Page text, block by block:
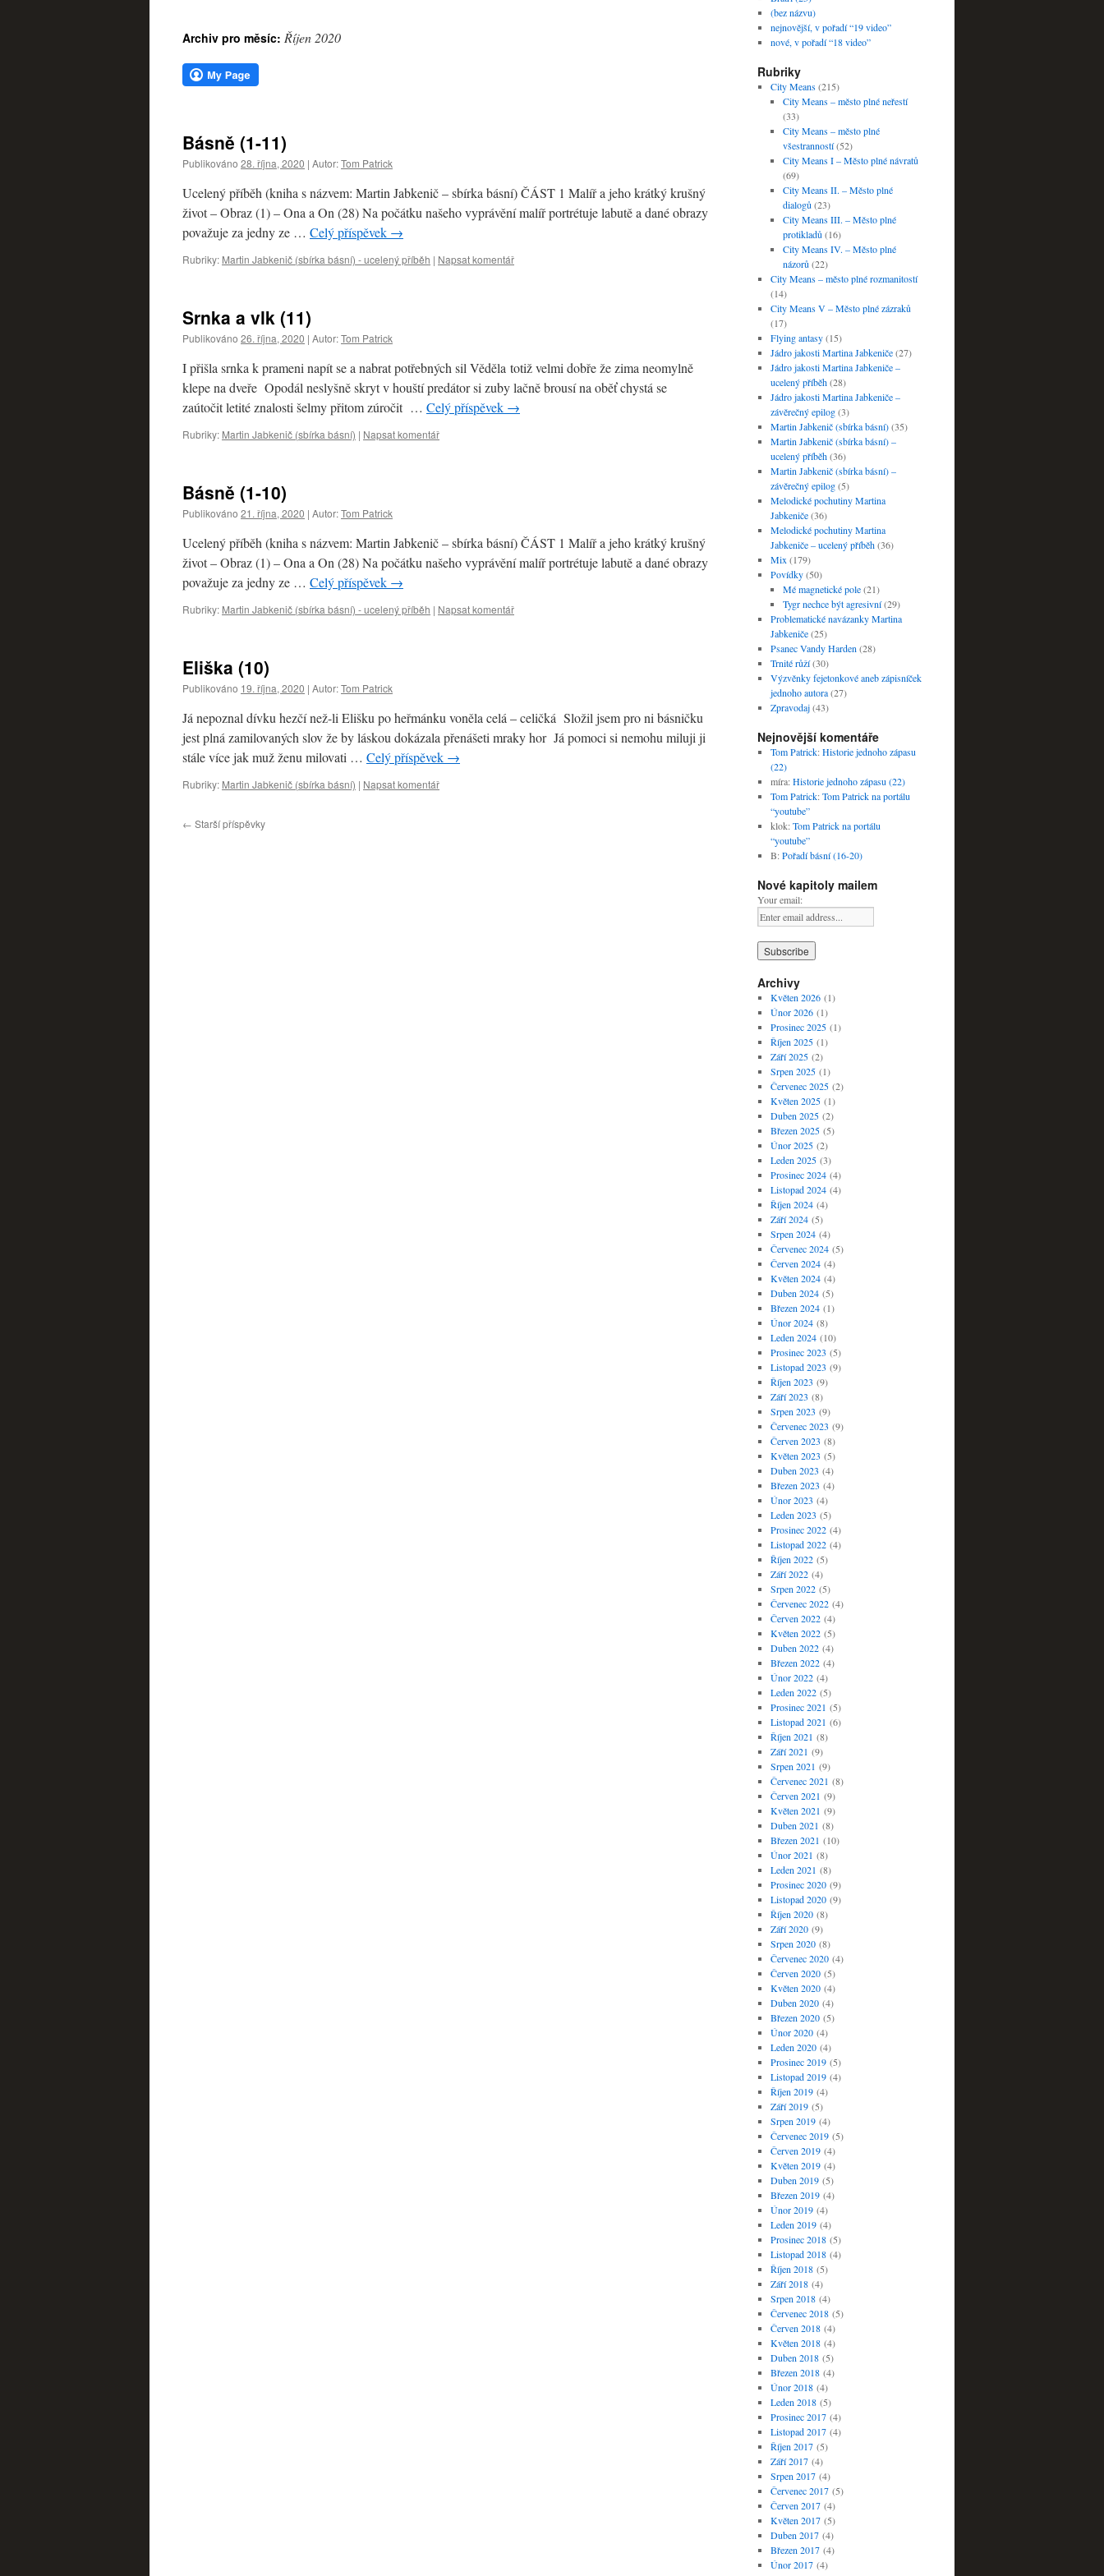
Archiv pro měsíc: Říjen 2020
Básně (1-11)
Publikováno 28. října, 2020 | Autor:Tom Patrick
Ucelený příběh (kniha s názvem: Martin Jabkenič – sbírka básní) ČÁST 1 Malíř a jeho krátký krušný
život – Obraz (1) – Ona a On (28) Na počátku našeho vyprávění malíř portrétuje labutě a dané obrazy
považuje za jedny ze … Celý příspěvek →
Rubriky: Martin Jabkenič (sbírka básní) - ucelený příběh | Napsat komentář
Srnka a vlk (11)
Publikováno 26. října, 2020 | Autor:Tom Patrick
I přišla srnka k prameni napít se a nabrat potřebných sil Věděla totiž velmi dobře že zima neomylně
klepe na dveře Opodál neslyšně skryt v houští predátor si zuby lačně brousí na oběť chystá se
zaútočit letité znalosti šelmy přitom zúročit … Celý příspěvek →
Rubriky: Martin Jabkenič (sbírka básní) | Napsat komentář
Básně (1-10)
Publikováno 21. října, 2020 | Autor:Tom Patrick
Ucelený příběh (kniha s názvem: Martin Jabkenič – sbírka básní) ČÁST 1 Malíř a jeho krátký krušný
život – Obraz (1) – Ona a On (28) Na počátku našeho vyprávění malíř portrétuje labutě a dané obrazy
považuje za jedny ze … Celý příspěvek →
Rubriky: Martin Jabkenič (sbírka básní) - ucelený příběh | Napsat komentář
Eliška (10)
Publikováno 19. října, 2020 | Autor:Tom Patrick
Já nepoznal dívku hezčí než-li Elišku po heřmánku voněla celá – celičká Složil jsem pro ni básničku
jest plná zamilovaných slov že by láskou dokázala přenášeti mraky hor Já pomoci si nemohu miluji ji
stále více jak muž ženu milovati … Celý příspěvek →
Rubriky: Martin Jabkenič (sbírka básní) | Napsat komentář
← Starší příspěvky
(bez názvu)
nejnovější, v pořadí “19 video”
nové, v pořadí “18 video”
Rubriky
City Means(215)
City Means – město plné neřestí
(33)
City Means – město plné
všestranností(52)
City Means I – Město plné návratů
(69)
City Means II. – Město plné
dialogů (23)
City Means III. – Město plné
protikladů (16)
City Means IV. – Město plné
názorů (22)
City Means – město plné rozmanitostí
(14)
City Means V – Město plné zázraků
(17)
Flying antasy(15)
Jádro jakosti Martina Jabkeniče(27)
Jádro jakosti Martina Jabkeniče –
ucelený příběh(28)
Jádro jakosti Martina Jabkeniče –
závěrečný epilog(3)
Martin Jabkenič (sbírka básní)(35)
Martin Jabkenič (sbírka básní) –
ucelený příběh(36)
Martin Jabkenič (sbírka básní) –
závěrečný epilog(5)
Melodické pochutiny Martina
Jabkeniče(36)
Melodické pochutiny Martina
Jabkeniče – ucelený příběh(36)
Mix (179)
Povídky(50)
Mé magnetické pole(21)
Tygr nechce být agresivní(29)
Problematické navázanky Martina
Jabkeniče(25)
Psanec Vandy Harden (28)
Trnité růží(30)
Výzvěnky fejetonkové aneb zápisníček
jednoho autora(27)
Zpravodaj(43)
Nejnovější komentáře
Tom Patrick:Historie jednoho zápasu
(22)
míra:Historie jednoho zápasu (22)
Tom Patrick:Tom Patrick na portálu
“youtube”
klok:Tom Patrick na portálu
“youtube”
B:Pořadí básní (16-20)
Nové kapitoly mailem
Your email:
Archivy
Květen 2026(1)
Únor 2026(1)
Prosinec 2025(1)
Říjen 2025(1)
Září 2025(2)
Srpen 2025(1)
Červenec 2025(2)
Květen 2025(1)
Duben 2025(2)
Březen 2025(5)
Únor 2025(2)
Leden 2025(3)
Prosinec 2024(4)
Listopad 2024(4)
Říjen 2024(4)
Září 2024(5)
Srpen 2024(4)
Červenec 2024(5)
Červen 2024(4)
Květen 2024(4)
Duben 2024(5)
Březen 2024(1)
Únor 2024(8)
Leden 2024(10)
Prosinec 2023 (5)
Listopad 2023 (9)
Říjen 2023 (9)
Září 2023 (8)
Srpen 2023 (9)
Červenec 2023 (9)
Červen 2023 (8)
Květen 2023 (5)
Duben 2023 (4)
Březen 2023 (4)
Únor 2023 (4)
Leden 2023 (5)
Prosinec 2022(4)
Listopad 2022(4)
Říjen 2022(5)
Září 2022(4)
Srpen 2022(5)
Červenec 2022(4)
Červen 2022(4)
Květen 2022(5)
Duben 2022(4)
Březen 2022(4)
Únor 2022(4)
Leden 2022(5)
Prosinec 2021 (5)
Listopad 2021 (6)
Říjen 2021 (8)
Září 2021 (9)
Srpen 2021 (9)
Červenec 2021 (8)
Červen 2021 (9)
Květen 2021 (9)
Duben 2021 (8)
Březen 2021 (10)
Únor 2021 (8)
Leden 2021 (8)
Prosinec 2020(9)
Listopad 2020(9)
Říjen 2020(8)
Září 2020(9)
Srpen 2020(8)
Červenec 2020(4)
Červen 2020(5)
Květen 2020(4)
Duben 2020(4)
Březen 2020(5)
Únor 2020(4)
Leden 2020(4)
Prosinec 2019(5)
Listopad 2019(4)
Říjen 2019(4)
Září 2019(5)
Srpen 2019(4)
Červenec 2019(5)
Červen 2019(4)
Květen 2019(4)
Duben 2019(5)
Březen 2019(4)
Únor 2019(4)
Leden 2019(4)
Prosinec 2018(5)
Listopad 2018(4)
Říjen 2018(5)
Září 2018(4)
Srpen 2018(4)
Červenec 2018(5)
Červen 2018(4)
Květen 2018(4)
Duben 2018(5)
Březen 2018(4)
Únor 2018(4)
Leden 2018(5)
Prosinec 2017(4)
Listopad 2017(4)
Říjen 2017(5)
Září 2017(4)
Srpen 2017(4)
Červenec 2017(5)
Červen 2017(4)
Květen 2017(5)
Duben 2017(4)
Březen 2017(4)
Únor 2017(4)